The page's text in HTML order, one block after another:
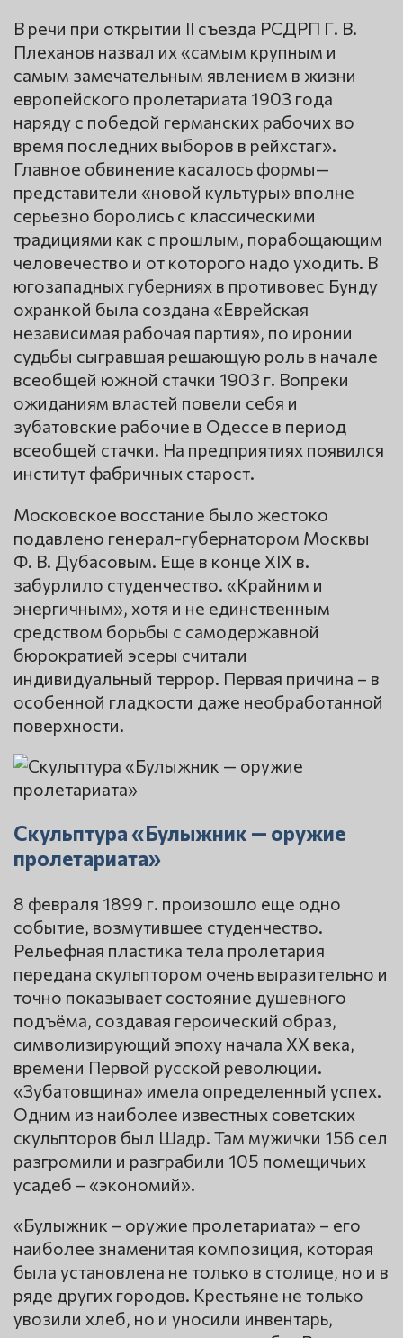
В речи при открытии II съезда РСДРП Г. В.
Плеханов назвал их «самым крупным и
самым замечательным явлением в жизни
европейского пролетариата 1903 года
наряду с победой германских рабочих во
время последних выборов в рейхстаг».
Главное обвинение касалось формы—
представители «новой культуры» вполне
серьезно боролись с классическими
традициями как с прошлым, порабощающим
человечество и от которого надо уходить. В
югозападных губерниях в противовес Бунду
охранкой была создана «Еврейская
независимая рабочая партия», по иронии
судьбы сыгравшая решающую роль в начале
всеобщей южной стачки 1903 г. Вопреки
ожиданиям властей повели себя и
зубатовские рабочие в Одессе в период
всеобщей стачки. На предприятиях появился
институт фабричных старост.
Московское восстание было жестоко
подавлено генерал-губернатором Москвы
Ф. В. Дубасовым. Еще в конце XIX в.
забурлило студенчество. «Крайним и
энергичным», хотя и не единственным
средством борьбы с самодержавной
бюрократией эсеры считали
индивидуальный террор. Первая причина – в
особенной гладкости даже необработанной
поверхности.
Скульптура «Булыжник — оружие
пролетариата»
8 февраля 1899 г. произошло еще одно
событие, возмутившее студенчество.
Рельефная пластика тела пролетария
передана скульптором очень выразительно и
точно показывает состояние душевного
подъёма, создавая героический образ,
символизирующий эпоху начала XX века,
времени Первой русской революции.
«Зубатовщина» имела определенный успех.
Одним из наиболее известных советских
скульпторов был Шадр. Там мужички 156 сел
разгромили и разграбили 105 помещичьих
усадеб – «экономий».
«Булыжник – оружие пролетариата» – его
наиболее знаменитая композиция, которая
была установлена не только в столице, но и в
ряде других городов. Крестьяне не только
увозили хлеб, но и уносили инвентарь,